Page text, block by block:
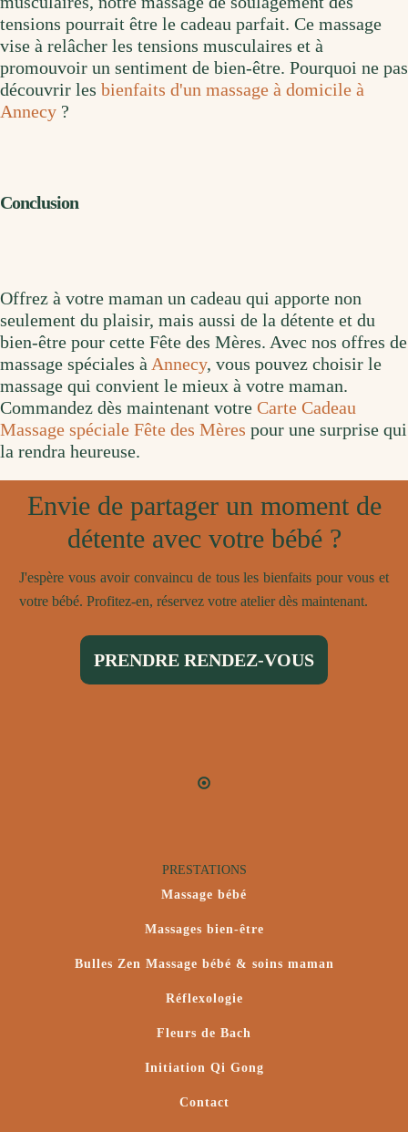
tensions pourrait être le cadeau parfait. Ce massage
vise à relâcher les tensions musculaires et à
promouvoir un sentiment de bien-être. Pourquoi ne pas
découvrir les bienfaits d'un massage à domicile à
Annecy ?
Conclusion
Offrez à votre maman un cadeau qui apporte non
seulement du plaisir, mais aussi de la détente et du
bien-être pour cette Fête des Mères. Avec nos offres de
massage spéciales à Annecy, vous pouvez choisir le
massage qui convient le mieux à votre maman.
Commandez dès maintenant votre Carte Cadeau
Massage spéciale Fête des Mères pour une surprise qui
la rendra heureuse.
Envie de partager un moment de
détente avec votre bébé ?
J'espère vous avoir convaincu de tous les bienfaits pour vous et
votre bébé. Profitez-en, réservez votre atelier dès maintenant.
PRENDRE RENDEZ-VOUS
PRESTATIONS
Massage bébé
Massages bien-être
Bulles Zen Massage bébé & soins maman
Réflexologie
Fleurs de Bach
Initiation Qi Gong
Contact